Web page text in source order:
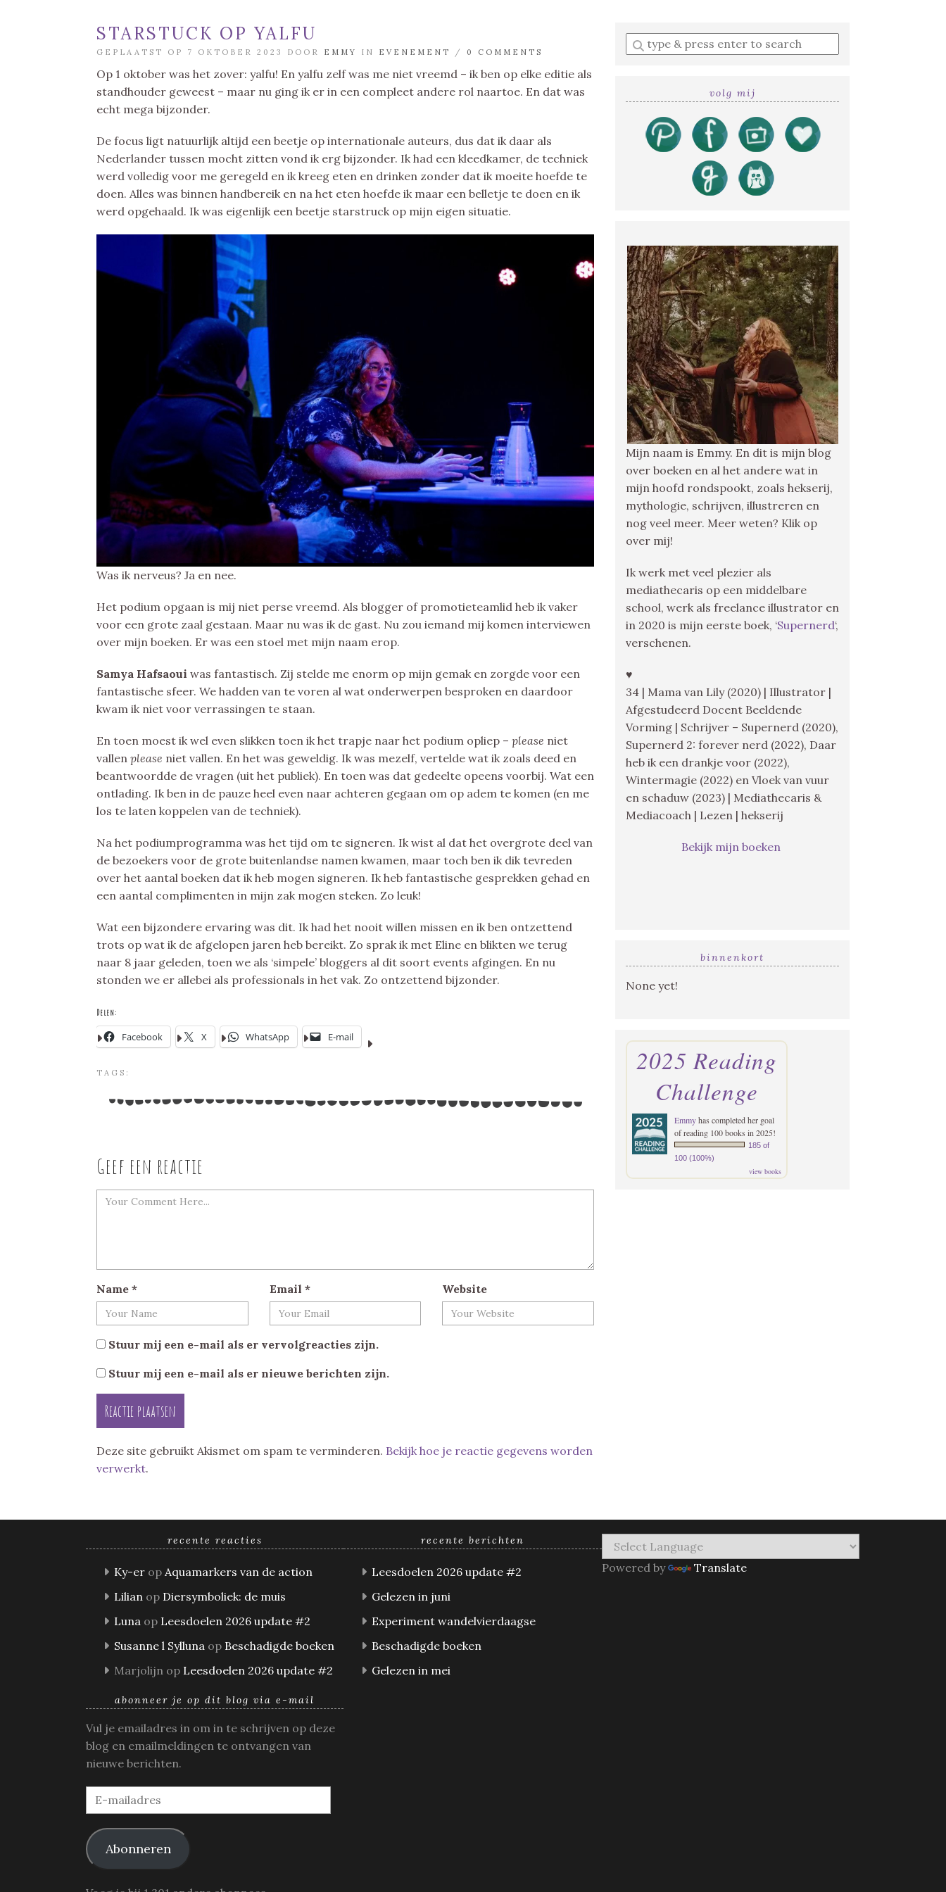
STARSTUCK OP YALFU
GEPLAATST OP 7 OKTOBER 2023 DOOR EMMY IN EVENEMENT / 0 COMMENTS
Op 1 oktober was het zover: yalfu! En yalfu zelf was me niet vreemd – ik ben op elke editie als
standhouder geweest – maar nu ging ik er in een compleet andere rol naartoe. En dat was
echt mega bijzonder.
De focus ligt natuurlijk altijd een beetje op internationale auteurs, dus dat ik daar als
Nederlander tussen mocht zitten vond ik erg bijzonder. Ik had een kleedkamer, de techniek
werd volledig voor me geregeld en ik kreeg eten en drinken zonder dat ik moeite hoefde te
doen. Alles was binnen handbereik en na het eten hoefde ik maar een belletje te doen en ik
werd opgehaald. Ik was eigenlijk een beetje starstruck op mijn eigen situatie.
Was ik nerveus? Ja en nee.
Het podium opgaan is mij niet perse vreemd. Als blogger of promotieteamlid heb ik vaker
voor een grote zaal gestaan. Maar nu was ik de gast. Nu zou iemand mij komen interviewen
over mijn boeken. Er was een stoel met mijn naam erop.
Samya Hafsaoui was fantastisch. Zij stelde me enorm op mijn gemak en zorgde voor een
fantastische sfeer. We hadden van te voren al wat onderwerpen besproken en daardoor
kwam ik niet voor verrassingen te staan.
En toen moest ik wel even slikken toen ik het trapje naar het podium opliep – please niet
vallen please niet vallen. En het was geweldig. Ik was mezelf, vertelde wat ik zoals deed en
beantwoordde de vragen (uit het publiek). En toen was dat gedeelte opeens voorbij. Wat een
ontlading. Ik ben in de pauze heel even naar achteren gegaan om op adem te komen (en me
los te laten koppelen van de techniek).
Na het podiumprogramma was het tijd om te signeren. Ik wist al dat het overgrote deel van
de bezoekers voor de grote buitenlandse namen kwamen, maar toch ben ik dik tevreden
over het aantal boeken dat ik heb mogen signeren. Ik heb fantastische gesprekken gehad en
een aantal complimenten in mijn zak mogen steken. Zo leuk!
Wat een bijzondere ervaring was dit. Ik had het nooit willen missen en ik ben ontzettend
trots op wat ik de afgelopen jaren heb bereikt. Zo sprak ik met Eline en blikten we terug
naar 8 jaar geleden, toen we als ‘simpele’ bloggers al dit soort events afgingen. En nu
stonden we er allebei als professionals in het vak. Zo ontzettend bijzonder.
Delen:
Facebook X WhatsApp E-mail
TAGS:
Geef een reactie
Name * Email * Website
Stuur mij een e-mail als er vervolgreacties zijn.
Stuur mij een e-mail als er nieuwe berichten zijn.
Deze site gebruikt Akismet om spam te verminderen. Bekijk hoe je reactie gegevens worden
verwerkt.
Enter
a
volg mij
Mijn naam is Emmy. En dit is mijn blog
over boeken en al het andere wat in
mijn hoofd rondspookt, zoals hekserij,
mythologie, schrijven, illustreren en
nog veel meer. Meer weten? Klik op
over mij!
Ik werk met veel plezier als
mediathecaris op een middelbare
school, werk als freelance illustrator en
in 2020 is mijn eerste boek, ‘Supernerd‘,
verschenen.
♥
34 | Mama van Lily (2020) | Illustrator |
Afgestudeerd Docent Beeldende
Vorming | Schrijver – Supernerd (2020),
Supernerd 2: forever nerd (2022), Daar
heb ik een drankje voor (2022),
Wintermagie (2022) en Vloek van vuur
en schaduw (2023) | Mediathecaris &
Mediacoach | Lezen | hekserij
Bekijk mijn boeken
binnenkort
None yet!
2025 Reading
Challenge
Emmyhas completed her goal
of reading 100 books in 2025!
185 of
100 (100%)
view books
recente reacties
Ky-er op Aquamarkers van de action
Lilian op Diersymboliek: de muis
Luna op Leesdoelen 2026 update #2
Susanne l Sylluna op Beschadigde boeken
Marjolijn op Leesdoelen 2026 update #2
recente berichten
Leesdoelen 2026 update #2
Gelezen in juni
Experiment wandelvierdaagse
Beschadigde boeken
Gelezen in mei
Powered by Translate
abonneer je op dit blog via e-mail
Vul je emailadres in om in te schrijven op deze
blog en emailmeldingen te ontvangen van
nieuwe berichten.
E-
mailadres
Abonneren